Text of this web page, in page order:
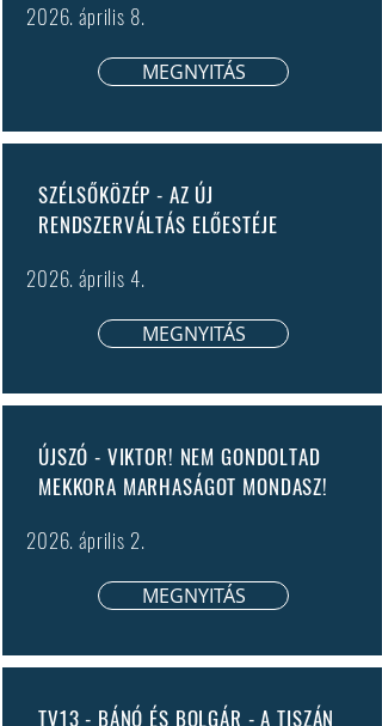
2026. április 8.
MEGNYITÁS
SZÉLSŐKÖZÉP - AZ ÚJ
RENDSZERVÁLTÁS ELŐESTÉJE
2026. április 4.
MEGNYITÁS
ÚJSZÓ - VIKTOR! NEM GONDOLTAD
MEKKORA MARHASÁGOT MONDASZ!
2026. április 2.
MEGNYITÁS
TV13 - BÁNÓ ÉS BOLGÁR - A TISZÁN